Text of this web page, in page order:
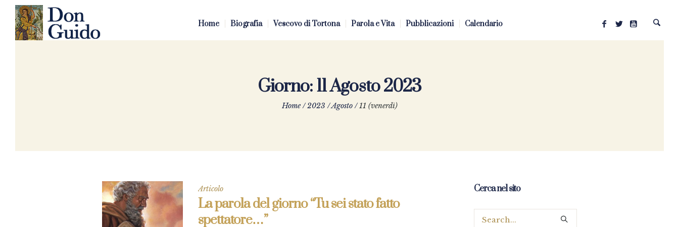
Home Biografia Vescovo di Tortona Parola e Vita Pubblicazioni Calendario
Giorno:11 Agosto 2023
Home /2023 /Agosto /11 (venerdì)
Articolo
La parola del giorno “Tu sei stato fatto
spettatore…”
Cerca nel sito